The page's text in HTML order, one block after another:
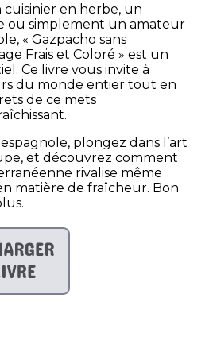
en herbe, un
ou simplement un amateur
« Gazpacho sans
Frais et Coloré » est un
Ce livre vous invite à
du monde entier tout en
de ce mets
plongez dans l’art
et découvrez comment
rivalise même
matière de fraîcheur. Bon